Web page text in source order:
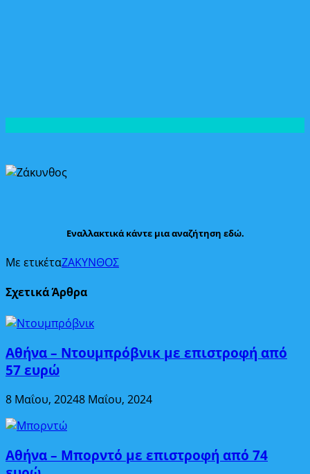
Εναλλακτικά κάντε μια αναζήτηση εδώ.
Με ετικέταΖΑΚΥΝΘΟΣ
Σχετικά Άρθρα
Αθήνα – Ντουμπρόβνικ με επιστροφή από
57 ευρώ
8 Μαΐου, 20248 Μαΐου, 2024
Αθήνα – Μπορντό με επιστροφή από 74